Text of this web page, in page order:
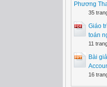
Phương
35
Giáo
toán
11
Bài
16